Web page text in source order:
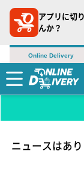
アプリに切
んか？
Online Delivery
ニュースはあ